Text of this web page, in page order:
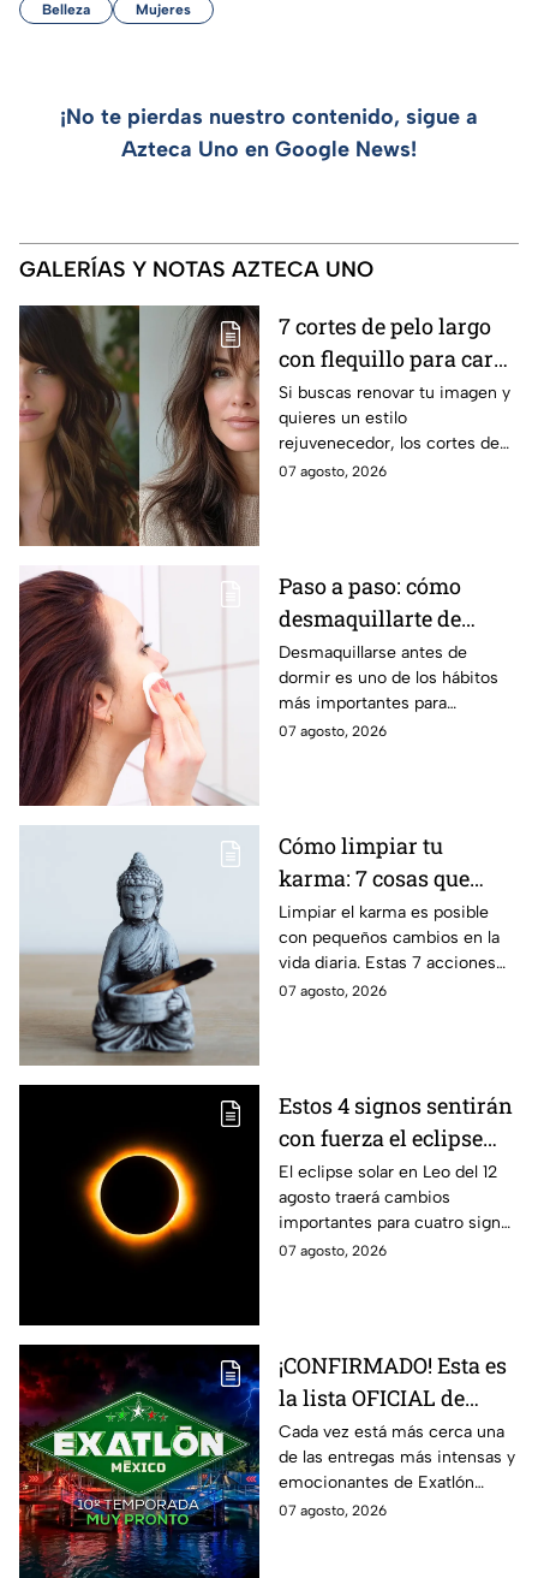
Belleza Mujeres
¡No te pierdas nuestro contenido, sigue a
Azteca Uno en Google News!
GALERÍAS Y NOTAS AZTECA UNO
7 cortes de pelo largo
con flequillo para cara
redonda que te hace ver
más joven después de
los 40
Si buscas renovar tu imagen y
quieres un estilo
rejuvenecedor, los cortes de
pelo que apuestan por melenas
07 agosto, 2026
Paso a paso: cómo
desmaquillarte de
noche para cuidar tu
piel y evitar arrugas
Desmaquillarse antes de
dormir es uno de los hábitos
más importantes para
mantener la piel sana y
barrera cutánea, prevenir la
obstrucción de los poros y
prevenir la aparición de
arrugas tempranas.
07 agosto, 2026
Cómo limpiar tu
karma: 7 cosas que
debes hacer desde
ahora
Limpiar el karma es posible
con pequeños cambios en la
vida diaria. Estas 7 acciones
pueden ayudarte a soltar lo
07 agosto, 2026
Estos 4 signos sentirán
con fuerza el eclipse
solar del 12 de agosto
El eclipse solar en Leo del 12
agosto traerá cambios
importantes para cuatro signos
del zodiaco, que podrían
07 agosto, 2026
¡CONFIRMADO! Esta es
la lista OFICIAL de
todos los atletas que
estarán en la décima
temporada de Exatlón
México
Cada vez está más cerca una
de las entregas más intensas y
emocionantes de Exatlón
México.
07 agosto, 2026